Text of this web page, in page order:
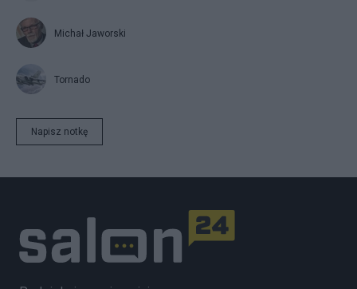
Michał Jaworski
Tornado
Napisz notkę